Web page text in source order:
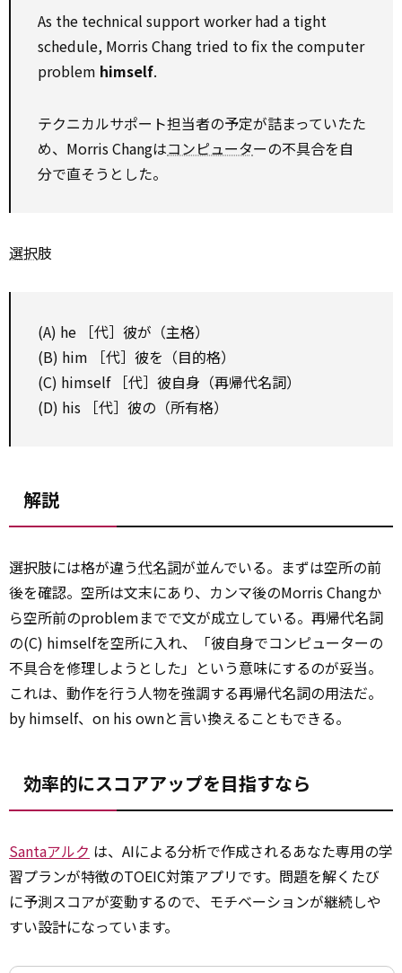
As the technical support worker had a tight
schedule, Morris Chang tried to fix the computer
problem himself.
テクニカルサポート担当者の予定が詰まっていたた
め、Morris Changはコンピューターの不具合を自
分で直そうとした。
選択肢
(A) he ［代］彼が（主格）
(B) him ［代］彼を（目的格）
(C) himself ［代］彼自身（再帰代名詞）
(D) his ［代］彼の（所有格）
解説
選択肢には格が違う代名詞が並んでいる。まずは空所の前
後を確認。空所は文末にあり、カンマ後のMorris Changか
ら空所前のproblemまでで文が成立している。再帰代名詞
の(C) himselfを空所に入れ、「彼自身でコンピューターの
不具合を修理しようとした」という意味にするのが妥当。
これは、動作を行う人物を強調する再帰代名詞の用法だ。
by himself、on his ownと言い換えることもできる。
効率的にスコアアップを目指すなら
Santaアルク は、AIによる分析で作成されるあなた専用の学
習プランが特徴のTOEIC対策アプリです。問題を解くたび
に予測スコアが変動するので、モチベーションが継続しや
すい設計になっています。